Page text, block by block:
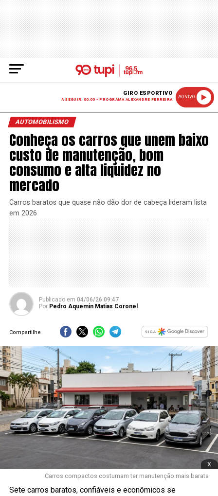
GIRO ESPORTIVO
A SEGUIR: 00:00 - PROGRAMA ALEXANDRE FERREIRA
AO VIVO
AUTOMOBILISMO
Conheça os carros que unem baixo
custo de manutenção, bom
consumo e alta liquidez no
mercado
Carros baratos que quase não dão dor de cabeça lideram lista
em 2026
Publicado em 04/06/26 09:47
Por Pedro Aquemin Matias Coronel
Compartilhe
x
Carros compactos costumam ter manutenção mais barata
Sete carros baratos, confiáveis e econômicos se